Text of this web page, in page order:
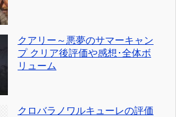
クアリー～悪夢のサマーキャン
プ クリア後評価や感想･全体ボ
リューム
クロバラノワルキューレの評価